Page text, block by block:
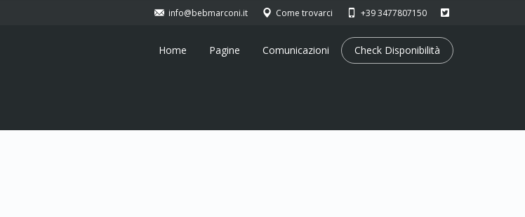
info@bebmarconi.it Come trovarci +39 3477807150
Home Pagine Comunicazioni Check Disponibilità